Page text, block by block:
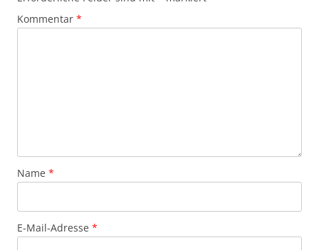
Kommentar *
Name *
E-Mail-Adresse *